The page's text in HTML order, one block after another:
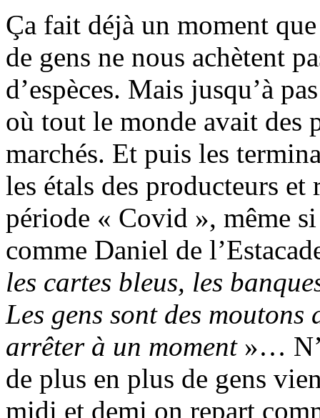
Ça fait déjà un moment
de gens ne nous achètent
d’espèces. Mais jusqu’à
où tout le monde avait des
marchés. Et puis les
les étals des producteurs
période « Covid », même
comme Daniel de
les cartes bleus, les
Les gens sont des
arrêter à un moment»…
de plus en plus de gens
midi et demi on repart